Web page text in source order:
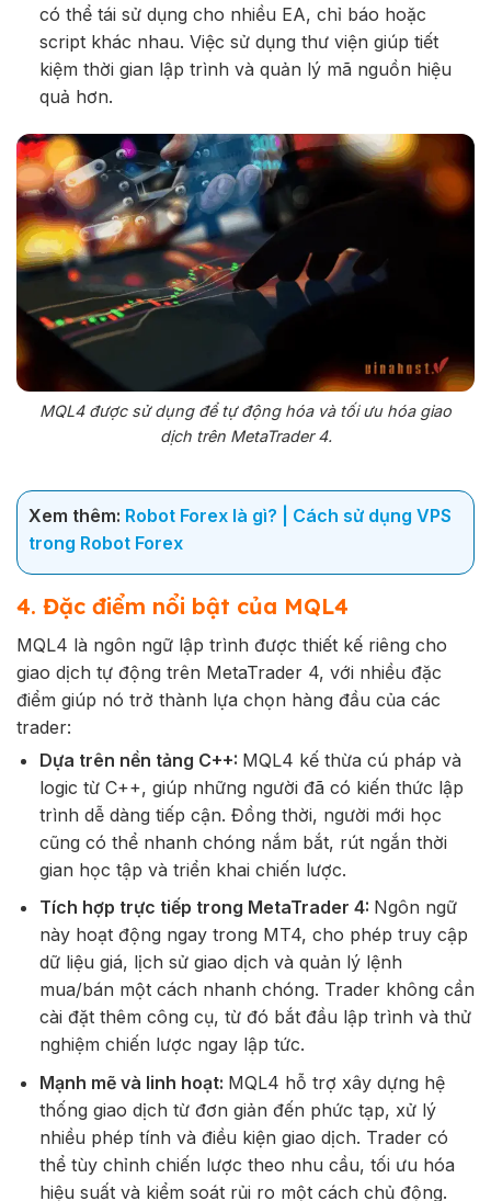
có thể tái sử dụng cho nhiều EA, chỉ báo hoặc
script khác nhau. Việc sử dụng thư viện giúp tiết
kiệm thời gian lập trình và quản lý mã nguồn hiệu
quả hơn.
MQL4 được sử dụng để tự động hóa và tối ưu hóa giao
dịch trên MetaTrader 4.
Xem thêm: Robot Forex là gì? | Cách sử dụng VPS
trong Robot Forex
4. Đặc điểm nổi bật của MQL4
MQL4 là ngôn ngữ lập trình được thiết kế riêng cho
giao dịch tự động trên MetaTrader 4, với nhiều đặc
điểm giúp nó trở thành lựa chọn hàng đầu của các
trader:
Dựa trên nền tảng C++: MQL4 kế thừa cú pháp và
logic từ C++, giúp những người đã có kiến thức lập
trình dễ dàng tiếp cận. Đồng thời, người mới học
cũng có thể nhanh chóng nắm bắt, rút ngắn thời
gian học tập và triển khai chiến lược.
Tích hợp trực tiếp trong MetaTrader 4: Ngôn ngữ
này hoạt động ngay trong MT4, cho phép truy cập
dữ liệu giá, lịch sử giao dịch và quản lý lệnh
mua/bán một cách nhanh chóng. Trader không cần
cài đặt thêm công cụ, từ đó bắt đầu lập trình và thử
nghiệm chiến lược ngay lập tức.
Mạnh mẽ và linh hoạt: MQL4 hỗ trợ xây dựng hệ
thống giao dịch từ đơn giản đến phức tạp, xử lý
nhiều phép tính và điều kiện giao dịch. Trader có
thể tùy chỉnh chiến lược theo nhu cầu, tối ưu hóa
hiệu suất và kiểm soát rủi ro một cách chủ động.